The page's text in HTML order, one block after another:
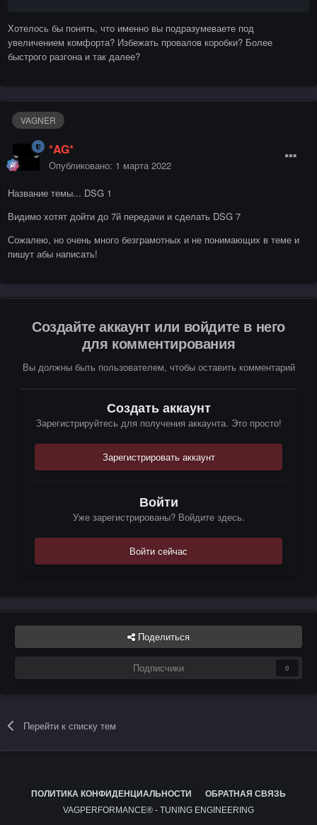
Хотелось бы понять, что именно вы подразумеваете под
увеличением комфорта? Избежать провалов коробки? Более
быстрого разгона и так далее?
VAGNER
*AG*
Опубликовано: 1 марта 2022
Название темы... DSG 1
Видимо хотят дойти до 7й передачи и сделать DSG 7
Сожалею, но очень много безграмотных и не понимающих в теме и
пишут абы написать!
Создайте аккаунт или войдите в него
для комментирования
Вы должны быть пользователем, чтобы оставить комментарий
Создать аккаунт
Зарегистрируйтесь для получения аккаунта. Это просто!
Зарегистрировать аккаунт
Войти
Уже зарегистрированы? Войдите здесь.
Войти сейчас
Поделиться
Подписчики 0
Перейти к списку тем
ПОЛИТИКА КОНФИДЕНЦИАЛЬНОСТИ
ОБРАТНАЯ СВЯЗЬ
VAGPERFORMANCE® - TUNING ENGINEERING